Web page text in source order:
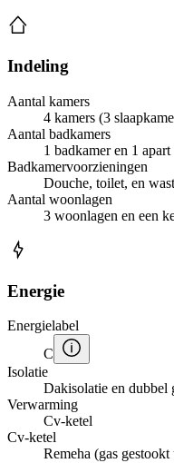
Indeling
Aantal kamers
4 kamers (3
Aantal badkamers
1 badkamer en 1
Badkamervoorzieningen
Douche, toilet, en
Aantal woonlagen
3 woonlagen en een
Energie
Energielabel
C
Isolatie
Dakisolatie en dubbel
Verwarming
Cv-ketel
Cv-ketel
Remeha (gas